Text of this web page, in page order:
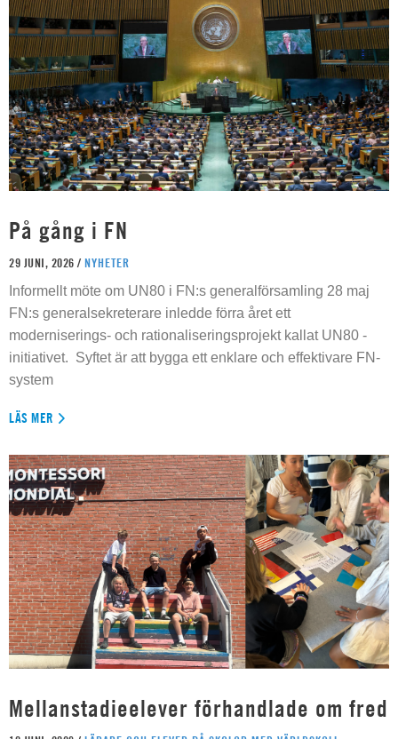
På gång i FN
29 JUNI, 2026 / NYHETER
Informellt möte om UN80 i FN:s generalförsamling 28 maj
FN:s generalsekreterare inledde förra året ett
moderniserings- och rationaliseringsprojekt kallat UN80 -
initiativet. Syftet är att bygga ett enklare och effektivare FN-
system
LÄS MER
Mellanstadieelever förhandlade om fred